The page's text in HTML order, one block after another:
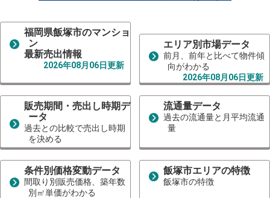
福岡県飯塚市のマンショ
ン
最新売出情報
2026年08月06日更新
エリア別市場データ
前月、前年と比べて物件傾
向がわかる
2026年08月06日更新
販売期間・売出し時期デ
ータ
過去との比較で売出し時期
を決める
流通量データ
過去の流通量と月平均流通
量
条件別価格変動データ
間取り別販売価格、築年数
別㎡単価がわかる
飯塚市エリアの特徴
飯塚市の特徴